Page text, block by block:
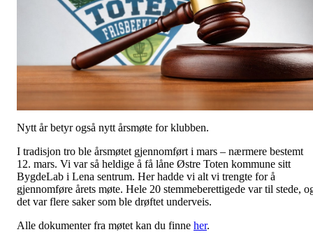
Nytt år betyr også nytt årsmøte for klubben.
I tradisjon tro ble årsmøtet gjennomført i mars – nærmere bestemt
12. mars. Vi var så heldige å få låne Østre Toten kommune sitt
BygdeLab i Lena sentrum. Her hadde vi alt vi trengte for å
gjennomføre årets møte. Hele 20 stemmeberettigede var til stede,
det var flere saker som ble drøftet underveis.
Alle dokumenter fra møtet kan du finne her.